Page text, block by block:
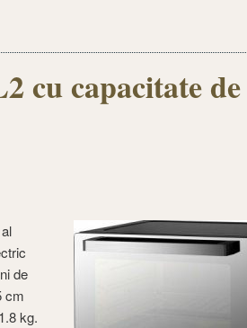
cu capacitate
de
cm
kg.